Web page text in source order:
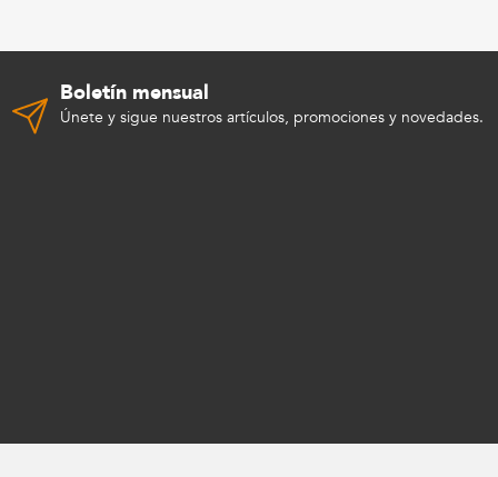
Boletín mensual
Únete y sigue nuestros artículos, promociones y novedades.